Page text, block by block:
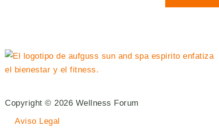
Copyright © 2026 Wellness Forum
Aviso Legal